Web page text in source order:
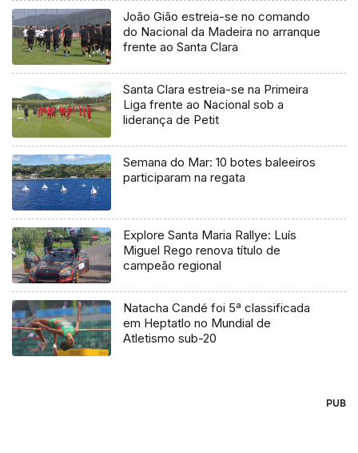
João Gião estreia-se no comando
do Nacional da Madeira no arranque
frente ao Santa Clara
Santa Clara estreia-se na Primeira
Liga frente ao Nacional sob a
liderança de Petit
Semana do Mar: 10 botes baleeiros
participaram na regata
Explore Santa Maria Rallye: Luís
Miguel Rego renova título de
campeão regional
Natacha Candé foi 5ª classificada
em Heptatlo no Mundial de
Atletismo sub-20
PUB